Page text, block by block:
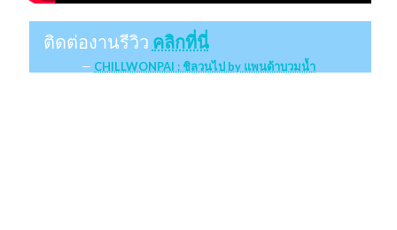
ติดต่องานรีวิว คลิกที่นี่
CHILLWONPAI : ชิลวนไป by แพนด้าบวมน้ำ